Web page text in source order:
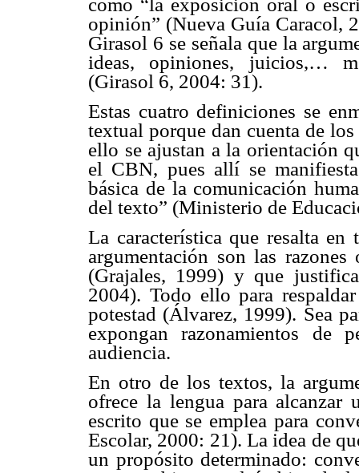
opinión” (Nueva Guía Caracol,
Girasol 6 se señala que la
ideas, opiniones, juicios,…
(Girasol 6, 2004: 31).
Estas cuatro definiciones se
textual porque dan cuenta de
ello se ajustan a la orientación
el CBN, pues allí se
básica de la comunicación
del texto” (Ministerio de
La característica que resalta
argumentación son las
(Grajales, 1999) y que
2004). Todo ello para
potestad (Álvarez, 1999). Sea
expongan razonamientos de
audiencia.
En otro de los textos, la
ofrece la lengua para
escrito que se emplea para
Escolar, 2000: 21). La idea de
un propósito determinado: